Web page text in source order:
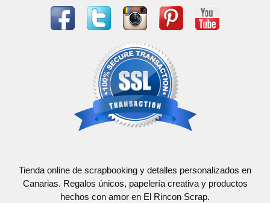
Tienda online de scrapbooking y detalles personalizados en
Canarias. Regalos únicos, papelería creativa y productos
hechos con amor en El Rincon Scrap.